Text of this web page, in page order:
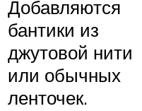
Добавляются
бантики из
джутовой нити
или обычных
ленточек.